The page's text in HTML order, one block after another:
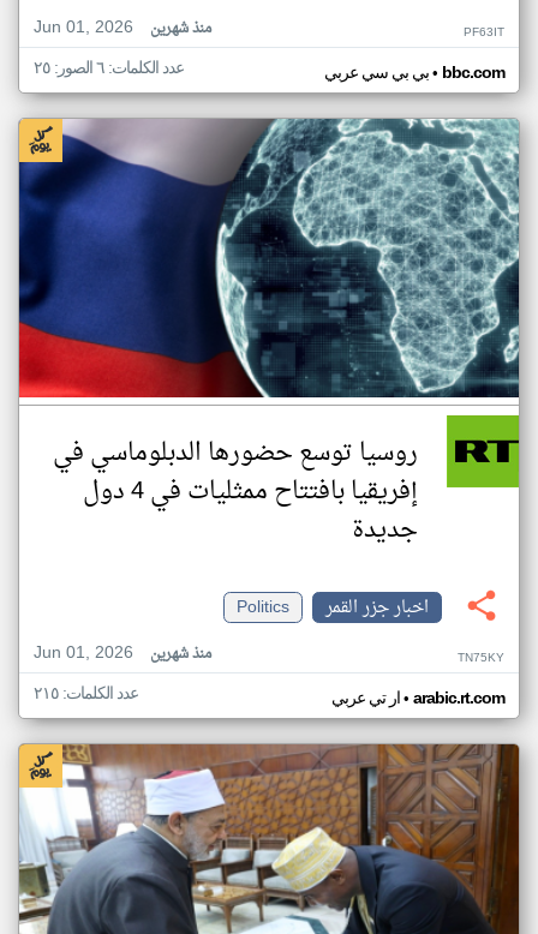
Jun 01, 2026
منذ شهرين PF63IT
بي بي سي عربي• bbc.com عدد الكلمات: ٦ الصور: ٢٥
روسيا توسع حضورها الدبلوماسي في
إفريقيا بافتتاح ممثليات في 4 دول
جديدة
اخبار جزر القمر
Politics
Jun 01, 2026
منذ شهرين TN75KY
ار تي عربي• arabic.rt.com عدد الكلمات: ٢١٥